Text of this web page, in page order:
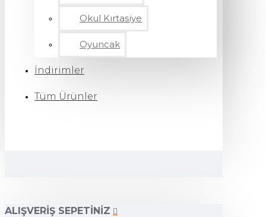
Okul Kırtasiye
Oyuncak
İndirimler
Tüm Ürünler
ALIŞVERIŞ SEPETINIZ